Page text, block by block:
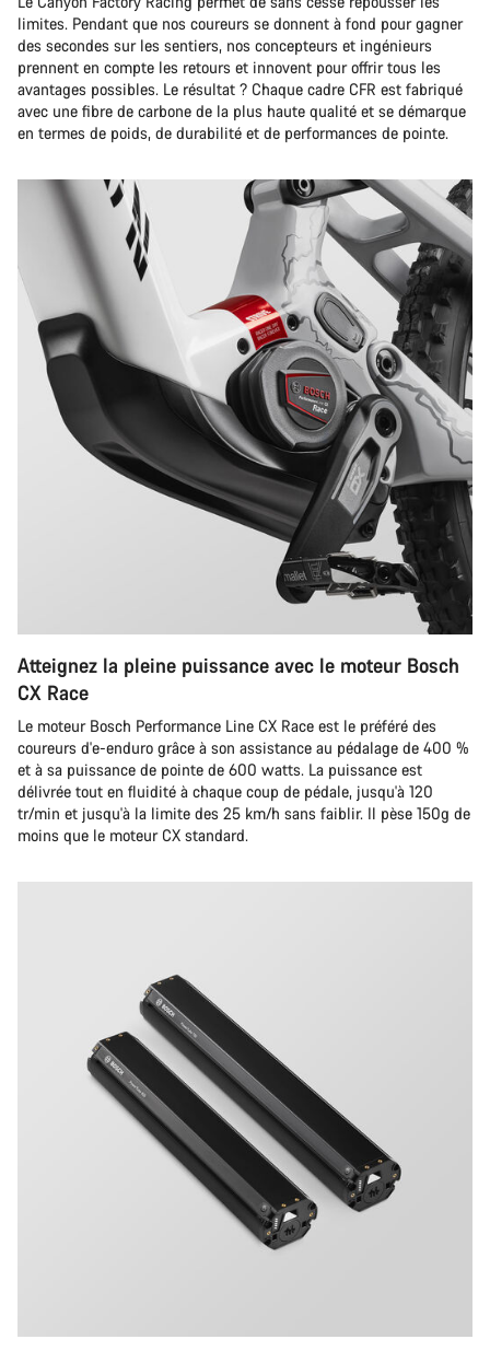
limites. Pendant que nos coureurs se donnent à fond pour gagner
des secondes sur les sentiers, nos concepteurs et ingénieurs
prennent en compte les retours et innovent pour offrir tous les
avantages possibles. Le résultat ? Chaque cadre CFR est fabriqué
avec une fibre de carbone de la plus haute qualité et se démarque
en termes de poids, de durabilité et de performances de pointe.
Atteignez la pleine puissance avec le moteur Bosch
CX Race
Le moteur Bosch Performance Line CX Race est le préféré des
coureurs d'e-enduro grâce à son assistance au pédalage de 400 %
et à sa puissance de pointe de 600 watts. La puissance est
délivrée tout en fluidité à chaque coup de pédale, jusqu'à 120
tr/min et jusqu'à la limite des 25 km/h sans faiblir. Il pèse 150g de
moins que le moteur CX standard.